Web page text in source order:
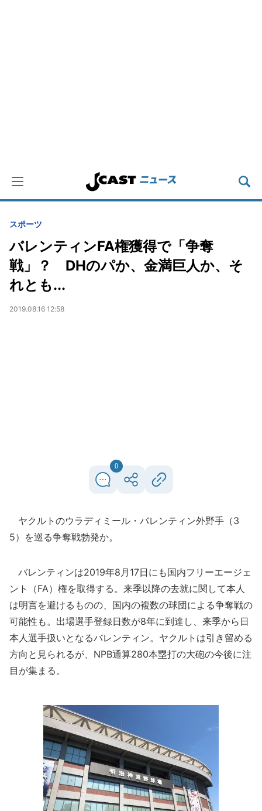
スポーツ
バレンティンFA権獲得で「争奪
戦」？ DHのパか、金満巨人か、そ
れとも...
2019.08.16 12:58
0
ヤクルトのウラディミール・バレンティン外野手（3
5）を巡る争奪戦勃発か。
バレンティンは2019年8月17日にも国内フリーエージェ
ント（FA）権を取得する。来季以降の去就に関して本人
は明言を避けるものの、国内の複数の球団による争奪戦の
可能性も。出場選手登録日数が8年に到達し、来季から日
本人選手扱いとなるバレンティン。ヤクルトは引き留める
方向と見られるが、NPB通算280本塁打の大砲の今後に注
目が集まる。